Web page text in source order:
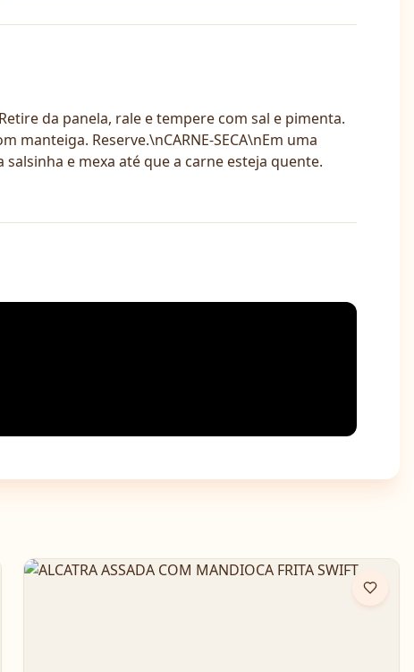
da panela, rale e tempere com sal e pimenta.
Reserve.\nCARNE-SECA\nEm uma
e mexa até que a carne esteja quente.